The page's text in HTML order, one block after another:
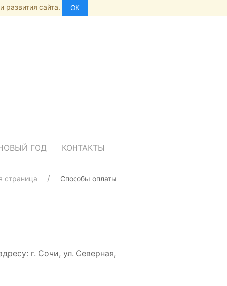
ГОД КОНТАКТЫ
страница Способы оплаты
г. Сочи, ул. Северная,
развития сайта. ОК